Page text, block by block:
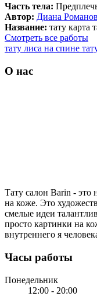
Часть тела:
Автор: Диана
Название: тату карта
Смотреть все работы
тату лиса на спине
О нас
Тату салон Barin - это
на коже. Это
смелые идеи
просто картинки на
внутреннего я
Часы работы
Понедельник
12:00 - 20:00